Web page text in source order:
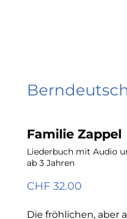
Familie Zappel
Liederbuch mit Audio
ab 3 Jahren
CHF 32.00
Die fröhlichen, aber